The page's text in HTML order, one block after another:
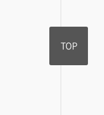
TOP